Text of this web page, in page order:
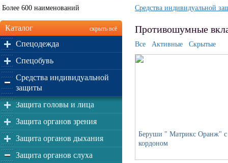
Более 600 наименований
Каталог скрыть всё
Спецодежда
Спецобувь
Средства индивидуальной
защиты
Защита головы и лица
Защита органов зрения
Защита органов дыхания
Защита органов слуха
Средства индивидуальной
Противошумные
Все Активные Скрытые
Беруши " Матрикс Оранж" с
кордоном